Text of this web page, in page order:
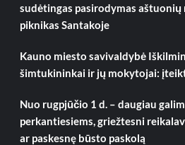
sudėtingas pasirodymas
piknikas Santakoje
Kauno miesto savivaldybė
šimtukininkai ir jų mokytojai:
Nuo rugpjūčio 1 d. – daugiau
perkantiesiems, griežtesni
ar paskesnę būsto paskolą